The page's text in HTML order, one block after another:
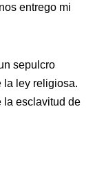
entrego mi
sepulcro
la ley religiosa.
la esclavitud de